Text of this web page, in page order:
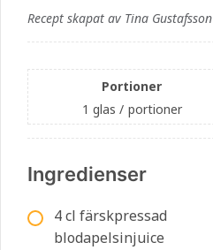
Recept skapat av Tina Gustafsson
Portioner
1 glas / portioner
Ingredienser
4 cl färskpressad
blodapelsinjuice